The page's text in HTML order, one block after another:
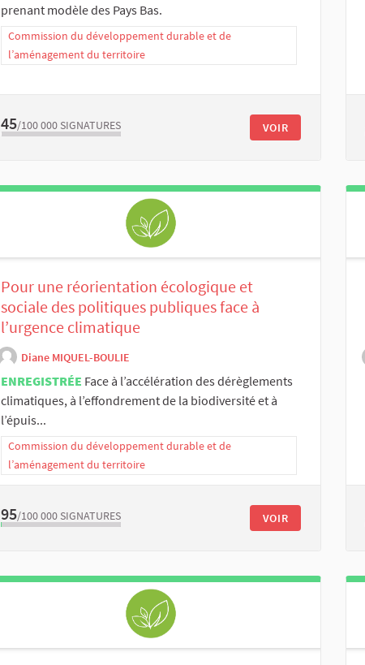
prenant modèle des Pays Bas.
Commission du développement durable et de
l’aménagement du territoire
45/100 000 SIGNATURES VOIR
Pour une réorientation écologique et
sociale des politiques publiques face à
l’urgence climatique
Diane MIQUEL-BOULIE
ENREGISTRÉE Face à l’accélération des dérèglements
climatiques, à l’effondrement de la biodiversité et à
l’épuis...
Commission du développement durable et de
l’aménagement du territoire
95/100 000 SIGNATURES VOIR